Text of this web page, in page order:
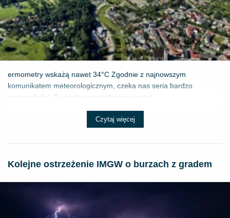
ermometry wskażą nawet 34°C Zgodnie z najnowszym
komunikatem meteorologicznym, czeka nas seria bardzo
gorących dni. Co istotne, prawdziwego wytch...
Czytaj więcej
Kolejne ostrzeżenie IMGW o burzach z gradem